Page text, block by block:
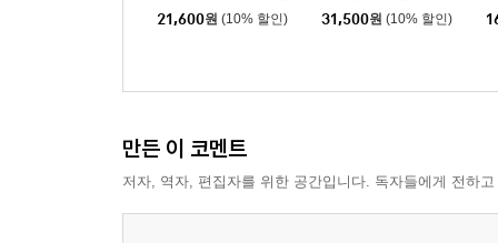
21,600원 (10% 할인) 31,500원 (10% 할인)
만든 이 코멘트
저자, 역자, 편집자를 위한 공간입니다. 독자들에게 전하